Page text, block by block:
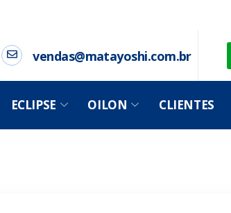
vendas@matayoshi.com.br
ECLIPSE OILON CLIENTES